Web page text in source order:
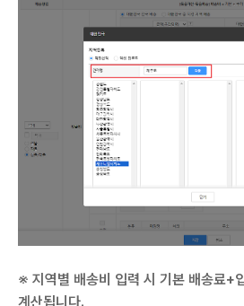
※ 지역별 배송비 입력 시 기본 배송료+
계산됩니다.